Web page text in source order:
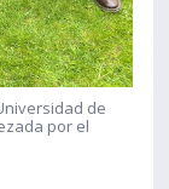
de
por el